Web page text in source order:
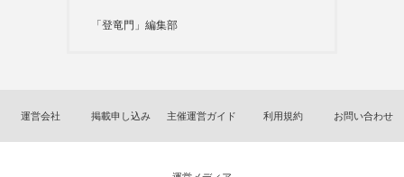
「登竜門」編集部
運営会社 掲載申し込み 主催運営ガイド 利用規約 お問い合わせ